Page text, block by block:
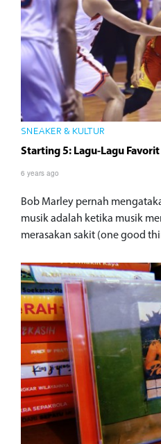
SNEAKER & KULTUR
Starting 5: Lagu-Lagu
6 years ago
Bob Marley pernah
musik adalah ketika musik
merasakan sakit (one good